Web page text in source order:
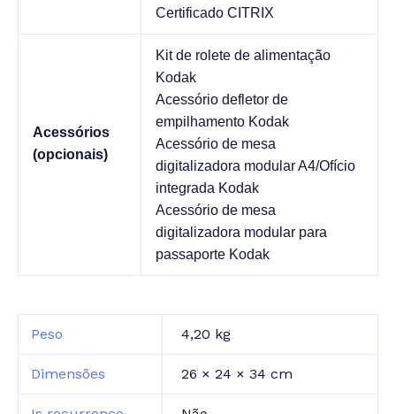
Certificado CITRIX
Acessórios
(opcionais)
Kit de rolete de alimentação
Kodak
Acessório defletor de
empilhamento Kodak
Acessório de mesa
digitalizadora modular A4/Ofício
integrada Kodak
Acessório de mesa
digitalizadora modular para
passaporte Kodak
Peso 4,20 kg
Dimensões 26 × 24 × 34 cm